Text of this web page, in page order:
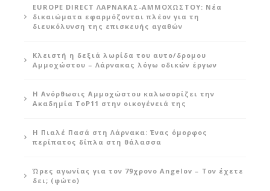
EUROPE DIRECT ΛΑΡΝΑΚΑΣ-ΑΜΜΟΧΩΣΤΟΥ: Νέα
δικαιώματα εφαρμόζονται πλέον για τη
διευκόλυνση της επισκευής αγαθών
Κλειστή η δεξιά λωρίδα του αυτο/δρομου
Αμμοχώστου – Λάρνακας λόγω οδικών έργων
Η Ανόρθωσις Αμμοχώστου καλωσορίζει την
Ακαδημία ToP11 στην οικογένειά της
Η Πιαλέ Πασά στη Λάρνακα: Ένας όμορφος
περίπατος δίπλα στη θάλασσα
Ώρες αγωνίας για τον 79χρονο Angelov – Τον έχετε
δει; (φώτο)